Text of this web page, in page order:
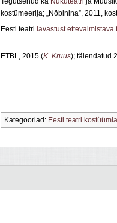
kostümeerija; „Nöbinina”, 2011,
Eesti teatri lavastust ettevalmistava
ETBL, 2015 (K. Kruus); täiendatud
Kategooriad: Eesti teatri